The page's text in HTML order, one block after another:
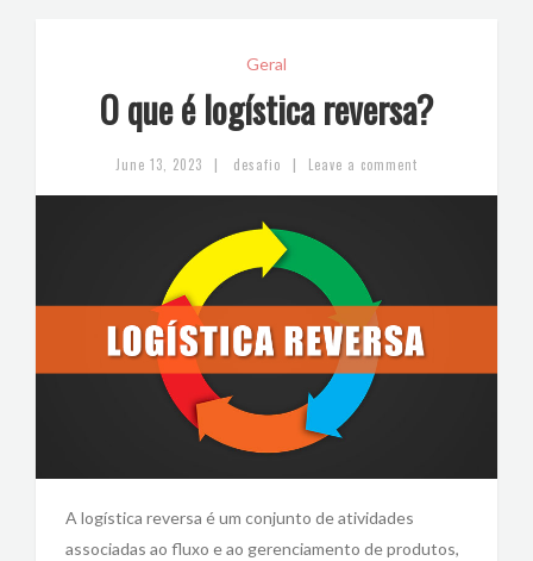
Geral
O que é logística reversa?
June 13, 2023 | desafio | Leave a comment
A logística reversa é um conjunto de atividades
associadas ao fluxo e ao gerenciamento de produtos,